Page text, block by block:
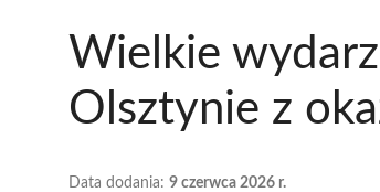
Wielkie
Olsztynie z
Data dodania: 9 czerwca 2026 r.